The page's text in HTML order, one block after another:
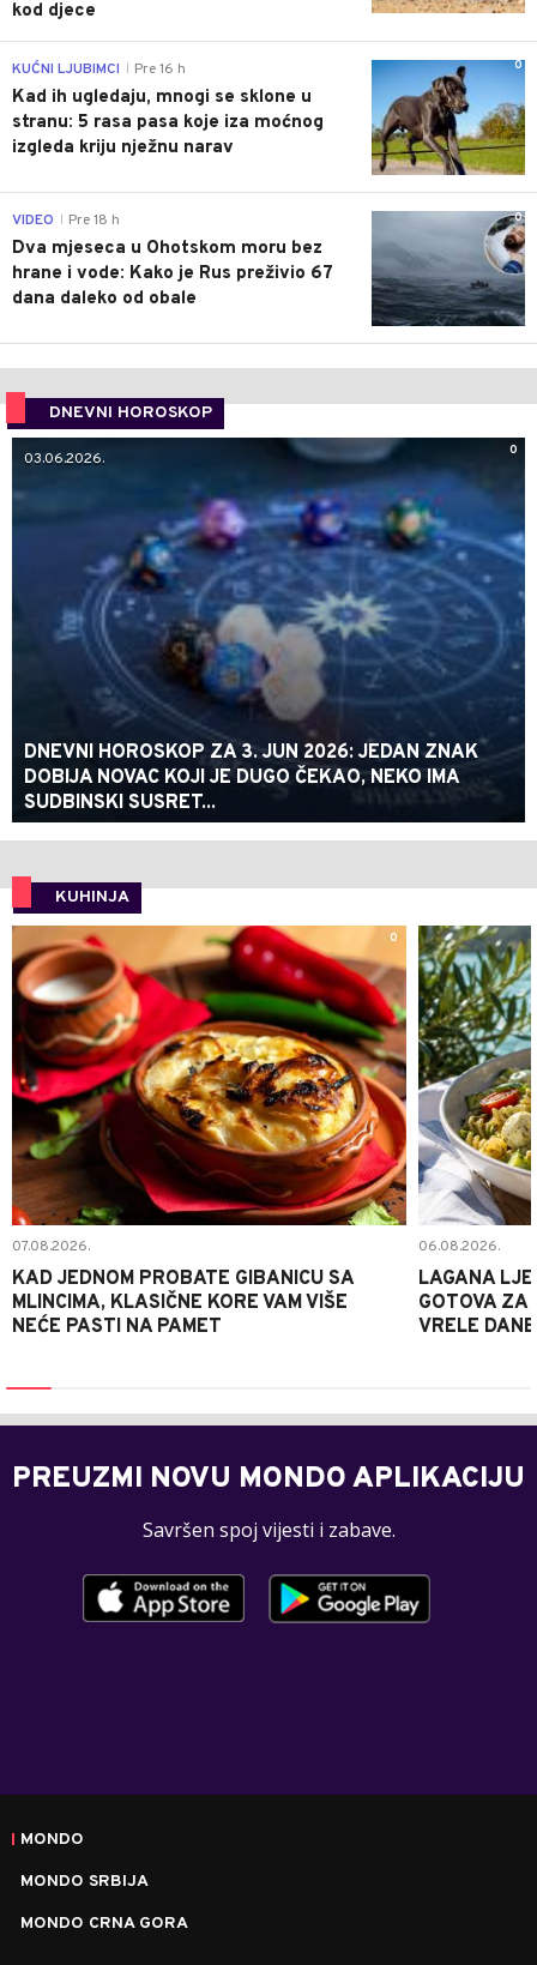
kod djece
0
KUĆNI LJUBIMCI Pre 16 h
Kad ih ugledaju, mnogi se sklone u
stranu: 5 rasa pasa koje iza moćnog
izgleda kriju nježnu narav
0
VIDEO Pre 18 h
Dva mjeseca u Ohotskom moru bez
hrane i vode: Kako je Rus preživio 67
dana daleko od obale
DNEVNI HOROSKOP
0
03.06.2026.
DNEVNI HOROSKOP ZA 3. JUN 2026: JEDAN ZNAK
DOBIJA NOVAC KOJI JE DUGO ČEKAO, NEKO IMA
SUDBINSKI SUSRET...
KUHINJA
0
07.08.2026.
KAD JEDNOM PROBATE GIBANICU SA
MLINCIMA, KLASIČNE KORE VAM VIŠE
NEĆE PASTI NA PAMET
06.08.2026.
LAGANA
GOTOVA ZA
VRELE DANE
PREUZMI NOVU MONDO APLIKACIJU
Savršen spoj vijesti i zabave.
MONDO
MONDO SRBIJA
MONDO CRNA GORA